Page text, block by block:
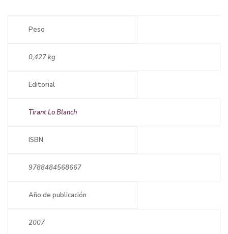
Peso
0,427 kg
Editorial
Tirant Lo Blanch
ISBN
9788484568667
Año de publicación
2007